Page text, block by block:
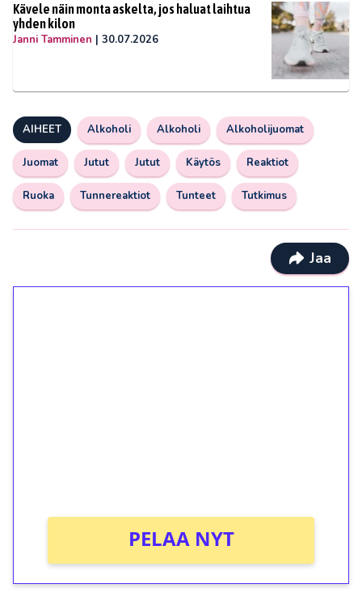
Kävele näin monta askelta, jos haluat laihtua
yhden kilon
Janni Tamminen | 30.07.2026
AIHEET Alkoholi Alkoholi Alkoholijuomat
Juomat Jutut Jutut Käytös Reaktiot
Ruoka Tunnereaktiot Tunteet Tutkimus
Jaa
PELAA NYT